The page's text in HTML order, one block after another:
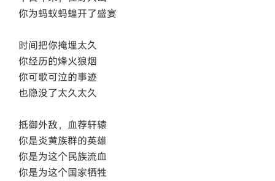
你为蚂蚁蚂蝗开了盛宴
时间把你掩埋太久
你经历的烽火狼烟
你可歌可泣的事迹
也隐没了太久太久
抵御外敌，血荐轩辕
你是炎黄族群的英雄
你是为这个民族流血
你是为这个国家牺牲